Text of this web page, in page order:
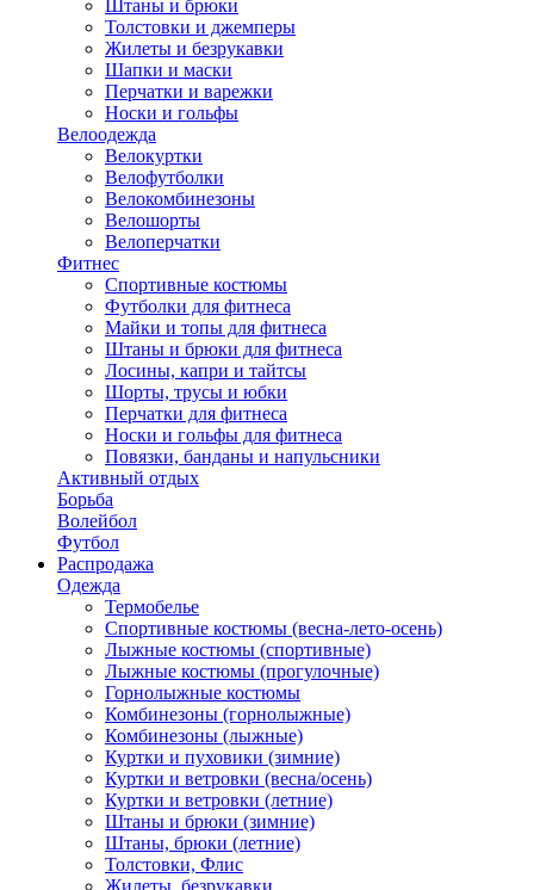
Штаны и брюки
Толстовки и джемперы
Жилеты и безрукавки
Шапки и маски
Перчатки и варежки
Носки и гольфы
Велоодежда
Велокуртки
Велофутболки
Велокомбинезоны
Велошорты
Велоперчатки
Фитнес
Спортивные костюмы
Футболки для фитнеса
Майки и топы для фитнеса
Штаны и брюки для фитнеса
Лосины, капри и тайтсы
Шорты, трусы и юбки
Перчатки для фитнеса
Носки и гольфы для фитнеса
Повязки, банданы и напульсники
Активный отдых
Борьба
Волейбол
Футбол
Распродажа
Одежда
Термобелье
Спортивные костюмы (весна-лето-осень)
Лыжные костюмы (спортивные)
Лыжные костюмы (прогулочные)
Горнолыжные костюмы
Комбинезоны (горнолыжные)
Комбинезоны (лыжные)
Куртки и пуховики (зимние)
Куртки и ветровки (весна/осень)
Куртки и ветровки (летние)
Штаны и брюки (зимние)
Штаны, брюки (летние)
Толстовки, Флис
Жилеты, безрукавки